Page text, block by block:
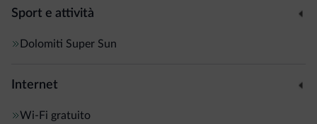
Sport e attività
Dolomiti Super Sun
Internet
Wi-Fi gratuito